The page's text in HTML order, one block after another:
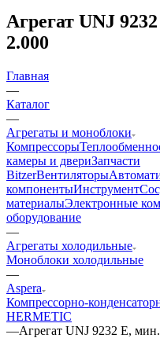
Агрегат UNJ
2.000
Главная
—
Каталог
—
Агрегаты и моноблоки
Компрессоры
камеры и двериЗапчасти
BitzerВентиляторы
компонентыИнструмент
материалыЭлектронные
оборудование
—
Агрегаты холодильные
Моноблоки холодильные
—
Aspera
Компрессорно-
HERMETIC
—Агрегат UNJ 9232 E,